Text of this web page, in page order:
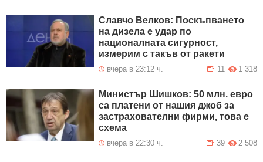
Славчо Велков: Поскъпването
на дизела е удар по
националната сигурност,
измерим с такъв от ракети
вчера в 23:12 ч. 1 318
11
Министър Шишков: 50 млн. евро
са платени от нашия джоб за
застрахователни фирми, това е
схема
вчера в 22:30 ч. 2 508
39